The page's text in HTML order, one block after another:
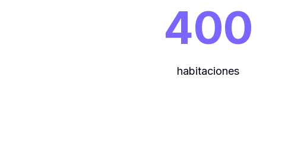
400
habitaciones